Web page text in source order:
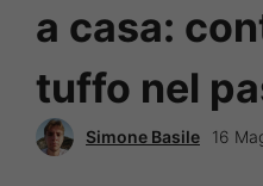
a casa:
tuffo nel
Simone Basile 16